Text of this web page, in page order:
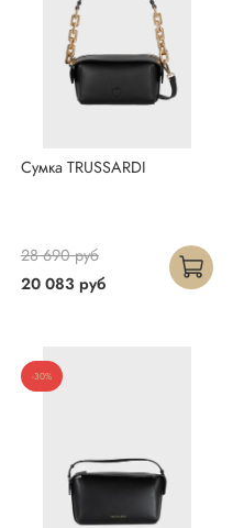
Сумка TRUSSARDI
20 083 руб
28 690 руб
-30%